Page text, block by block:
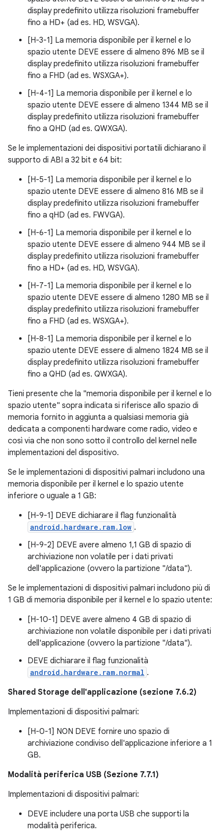
display predefinito utilizza risoluzioni framebuffer
fino a HD+ (ad es. HD, WSVGA).
[H-3-1] La memoria disponibile per il kernel e lo
spazio utente DEVE essere di almeno 896 MB se il
display predefinito utilizza risoluzioni framebuffer
fino a FHD (ad es. WSXGA+).
[H-4-1] La memoria disponibile per il kernel e lo
spazio utente DEVE essere di almeno 1344 MB se il
display predefinito utilizza risoluzioni framebuffer
fino a QHD (ad es. QWXGA).
Se le implementazioni dei dispositivi portatili dichiarano il
supporto di ABI a 32 bit e 64 bit:
[H-5-1] La memoria disponibile per il kernel e lo
spazio utente DEVE essere di almeno 816 MB se il
display predefinito utilizza risoluzioni framebuffer
fino a qHD (ad es. FWVGA).
[H-6-1] La memoria disponibile per il kernel e lo
spazio utente DEVE essere di almeno 944 MB se il
display predefinito utilizza risoluzioni framebuffer
fino a HD+ (ad es. HD, WSVGA).
[H-7-1] La memoria disponibile per il kernel e lo
spazio utente DEVE essere di almeno 1280 MB se il
display predefinito utilizza risoluzioni framebuffer
fino a FHD (ad es. WSXGA+).
[H-8-1] La memoria disponibile per il kernel e lo
spazio utente DEVE essere di almeno 1824 MB se il
display predefinito utilizza risoluzioni framebuffer
fino a QHD (ad es. QWXGA).
Tieni presente che la "memoria disponibile per il kernel e lo
spazio utente" sopra indicata si riferisce allo spazio di
memoria fornito in aggiunta a qualsiasi memoria già
dedicata a componenti hardware come radio, video e
così via che non sono sotto il controllo del kernel nelle
implementazioni del dispositivo.
Se le implementazioni di dispositivi palmari includono una
memoria disponibile per il kernel e lo spazio utente
inferiore o uguale a 1 GB:
[H-9-1] DEVE dichiarare il flag funzionalità
android.hardware.ram.low .
[H-9-2] DEVE avere almeno 1,1 GB di spazio di
archiviazione non volatile per i dati privati
dell'applicazione (ovvero la partizione "/data").
Se le implementazioni di dispositivi palmari includono più di
1 GB di memoria disponibile per il kernel e lo spazio utente:
[H-10-1] DEVE avere almeno 4 GB di spazio di
archiviazione non volatile disponibile per i dati privati
dell'applicazione (ovvero la partizione "/data").
DEVE dichiarare il flag funzionalità
android.hardware.ram.normal .
Shared Storage dell'applicazione (sezione 7.6.2)
Implementazioni di dispositivi palmari:
[H-0-1] NON DEVE fornire uno spazio di
archiviazione condiviso dell'applicazione inferiore a 1
GB.
Modalità periferica USB (Sezione 7.7.1)
Implementazioni di dispositivi palmari:
DEVE includere una porta USB che supporti la
modalità periferica.